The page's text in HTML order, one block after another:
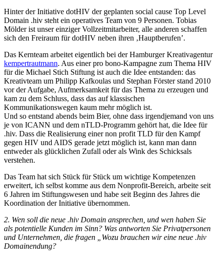
Hinter der Initiative dotHIV der geplanten social cause Top Level
Domain .hiv steht ein operatives Team von 9 Personen. Tobias
Mölder ist unser einziger Vollzeitmitarbeiter, alle anderen schaffen
sich den Freiraum für dotHIV neben ihren ‚Hauptberufen’.
Das Kernteam arbeitet eigentlich bei der Hamburger Kreativagentur
kempertrautmann. Aus einer pro bono-Kampagne zum Thema HIV
für die Michael Stich Stiftung ist auch die Idee entstanden: das
Kreativteam um Philipp Kafkoulas und Stephan Förster stand 2010
vor der Aufgabe, Aufmerksamkeit für das Thema zu erzeugen und
kam zu dem Schluss, dass das auf klassischen
Kommunikationswegen kaum mehr möglich ist.
Und so entstand abends beim Bier, ohne dass irgendjemand von uns
je von ICANN und dem nTLD-Programm gehört hat, die Idee für
.hiv. Dass die Realisierung einer non profit TLD für den Kampf
gegen HIV und AIDS gerade jetzt möglich ist, kann man dann
entweder als glücklichen Zufall oder als Wink des Schicksals
verstehen.
Das Team hat sich Stück für Stück um wichtige Kompetenzen
erweitert, ich selbst komme aus dem Nonprofit-Bereich, arbeite seit
6 Jahren im Stiftungswesen und habe seit Beginn des Jahres die
Koordination der Initiative übernommen.
2. Wen soll die neue .hiv Domain ansprechen, und wen haben Sie
als potentielle Kunden im Sinn? Was antworten Sie Privatpersonen
und Unternehmen, die fragen „Wozu brauchen wir eine neue .hiv
Domainendung?